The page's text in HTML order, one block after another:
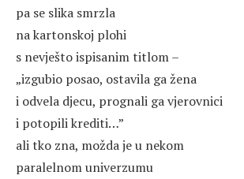
pa se slika smrzla
na kartonskoj plohi
s nevješto ispisanim titlom –
„izgubio posao, ostavila ga žena
i odvela djecu, prognali ga vjerovnici
i potopili krediti…”
ali tko zna, možda je u nekom
paralelnom univerzumu